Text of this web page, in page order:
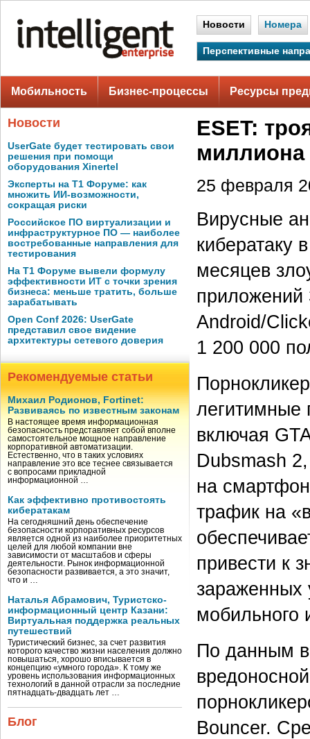
Новости Номера
Перспективные
Мобильность Бизнес-процессы Ресурсы
Новости
UserGate будет тестировать свои
решения при помощи
оборудования Xinertel
Эксперты на Т1 Форуме: как
множить ИИ-возможности,
сокращая риски
Российское ПО виртуализации и
инфраструктурное ПО — наиболее
востребованные направления для
тестирования
На Т1 Форуме вывели формулу
эффективности ИТ с точки зрения
бизнеса: меньше тратить, больше
зарабатывать
Open Conf 2026: UserGate
представил свое видение
архитектуры сетевого доверия
Рекомендуемые статьи
Михаил Родионов, Fortinet:
Развиваясь по известным законам
В настоящее время информационная
безопасность представляет собой вполне
самостоятельное мощное направление
корпоративной автоматизации.
Естественно, что в таких условиях
направление это все теснее связывается
с вопросами прикладной
информационной …
Как эффективно противостоять
кибератакам
На сегодняшний день обеспечение
безопасности корпоративных ресурсов
является одной из наиболее приоритетных
целей для любой компании вне
зависимости от масштабов и сферы
деятельности. Рынок информационной
безопасности развивается, а это значит,
что и …
Наталья Абрамович, Туристско-
информационный центр Казани:
Виртуальная поддержка реальных
путешествий
Туристический бизнес, за счет развития
которого качество жизни населения должно
повышаться, хорошо вписывается в
концепцию «умного города». К тому же
уровень использования информационных
технологий в данной отрасли за последние
пятнадцать-двадцать лет …
Блог
ESET:
миллиона
25 февраля
Вирусные
кибератаку
месяцев
приложений
Android/
1 200 000
легитимные
включая
Dubsmash
на
трафик на
привести к
зараженных
мобильного
По данным
Bouncer.